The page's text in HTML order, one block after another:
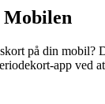
Mobilen
på din mobil?
app ved